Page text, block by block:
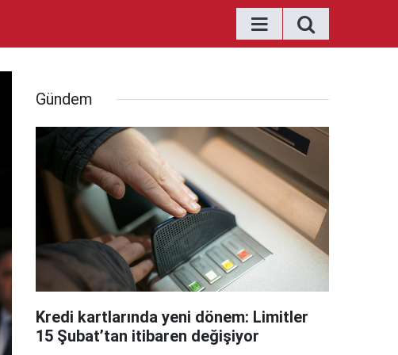
Gündem
Kredi kartlarında yeni dönem: Limitler
15 Şubat’tan itibaren değişiyor